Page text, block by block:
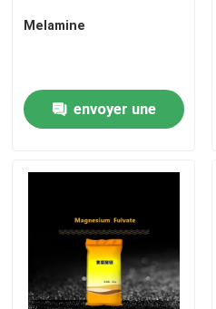
Melamine
envoyer une